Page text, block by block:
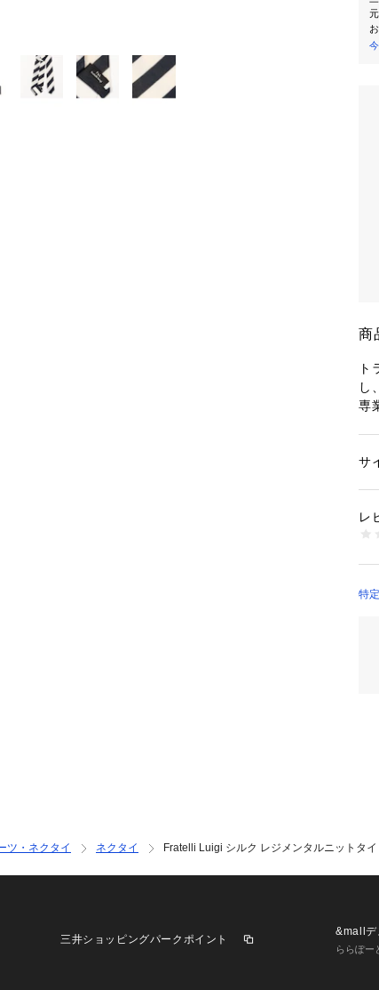
元
商
ト
し
専
〈
ン
※
サ
レ
特
ツ・ネクタイ ネクタイ Fratelli Luigi シルク レジメンタルニットタイ
三井ショッピングパークポイント
&mallデ
ららぽー